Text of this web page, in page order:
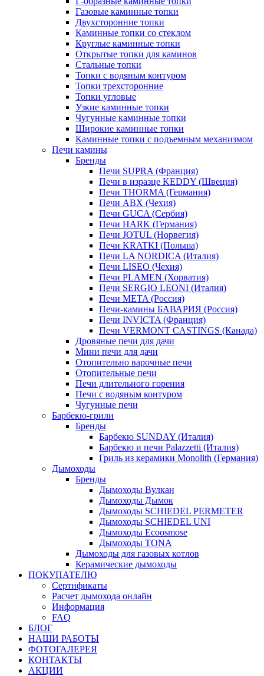
Газовые каминные топки
Двухсторонние топки
Каминные топки со стеклом
Круглые каминные топки
Открытые топки для каминов
Стальные топки
Топки с водяным контуром
Топки трехсторонние
Топки угловые
Узкие каминные топки
Чугунные каминные топки
Широкие каминные топки
Каминные топки с подъемным механизмом
Печи камины
Бренды
Печи SUPRA (Франция)
Печи в изразце KEDDY (Швеция)
Печи THORMA (Германия)
Печи ABX (Чехия)
Печи GUCA (Сербия)
Печи HARK (Германия)
Печи JOTUL (Норвегия)
Печи KRATKI (Польша)
Печи LA NORDICA (Италия)
Печи LISEO (Чехия)
Печи PLAMEN (Хорватия)
Печи SERGIO LEONI (Италия)
Печи META (Россия)
Печи-камины БАВАРИЯ (Россия)
Печи INVICTA (Франция)
Печи VERMONT CASTINGS (Канада)
Дровяные печи для дачи
Мини печи для дачи
Отопительно варочные печи
Отопительные печи
Печи длительного горения
Печи с водяным контуром
Чугунные печи
Барбекю-грили
Бренды
Барбекю SUNDAY (Италия)
Барбекю и печи Palazzetti (Италия)
Гриль из керамики Monolith (Германия)
Дымоходы
Бренды
Дымоходы Вулкан
Дымоходы Дымок
Дымоходы SCHIEDEL PERMETER
Дымоходы SCHIEDEL UNI
Дымоходы Ecoosmose
Дымоходы TONA
Дымоходы для газовых котлов
Керамические дымоходы
ПОКУПАТЕЛЮ
Сертификаты
Расчет дымохода онлайн
Информация
FAQ
БЛОГ
НАШИ РАБОТЫ
ФОТОГАЛЕРЕЯ
КОНТАКТЫ
АКЦИИ